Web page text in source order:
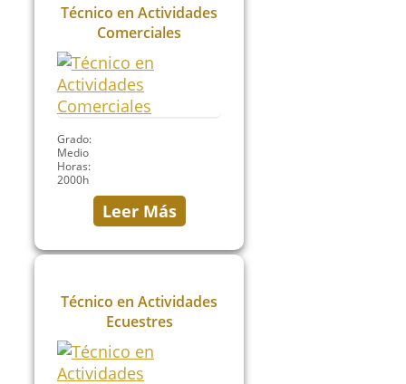
Técnico en Actividades
Comerciales
Grado:
Medio
Horas:
2000h
Leer Más
Técnico en Actividades
Ecuestres